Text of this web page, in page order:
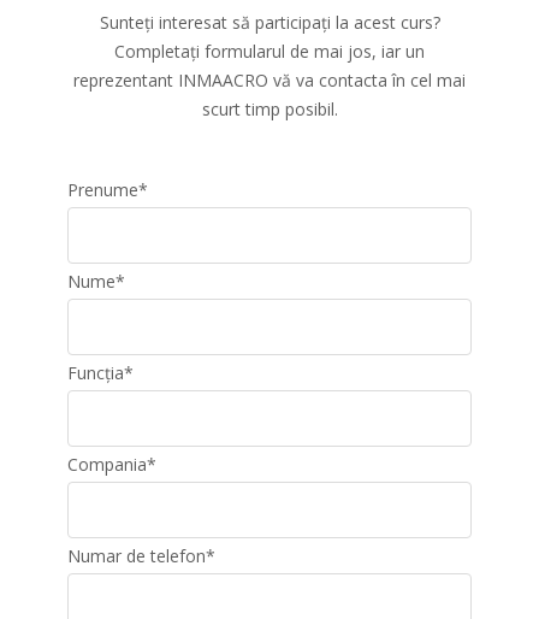
Sunteți interesat să participați la acest curs?
Completați formularul de mai jos, iar un
reprezentant INMAACRO vă va contacta în cel mai
scurt timp posibil.
Prenume*
Nume*
Funcția*
Compania*
Numar de telefon*